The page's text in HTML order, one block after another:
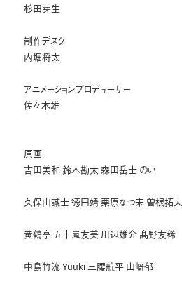
杉田芽生
制作デスク
内堀将太
アニメーションプロデューサー
佐々木雄
原画
吉田美和 鈴木勘太 森田岳士 のい
久保山誠士 徳田靖 栗原なつ未 曽根拓人
黄鶴亭 五十嵐友美 川辺雄介 髙野友稀
中島竹流 Yuuki 三腰航平 山﨑郁